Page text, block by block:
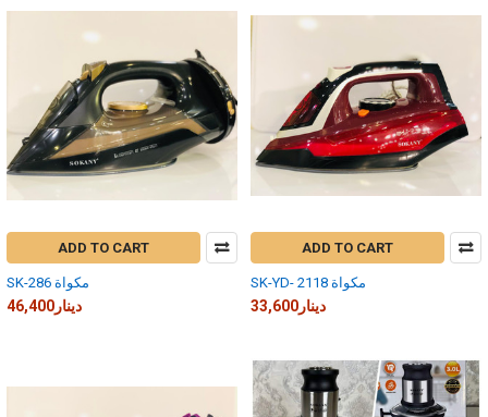
ADD TO CART
SK-286 مكواة
46,400دينار
ADD TO CART
SK-YD- 2118 مكواة
33,600دينار